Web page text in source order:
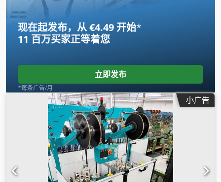
现在起发布，从 €4.49 开始*
11 百万买家正等着您
立即发布
*每条广告/月
小广告